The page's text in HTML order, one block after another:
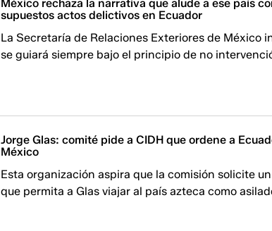
México rechaza la narrativa que alude a ese país
supuestos actos delictivos en Ecuador
La Secretaría de Relaciones Exteriores de México
se guiará siempre bajo el principio de no
Jorge Glas: comité pide a CIDH que ordene a
México
Esta organización aspira que la comisión solicite
que permita a Glas viajar al país azteca como